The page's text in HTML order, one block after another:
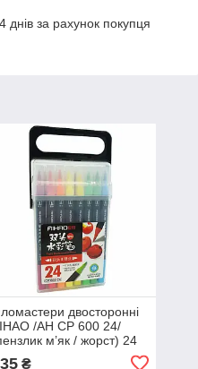
за рахунок покупця
двосторонні
/AH CP 600 24/
м’як / жорст) 24
₴